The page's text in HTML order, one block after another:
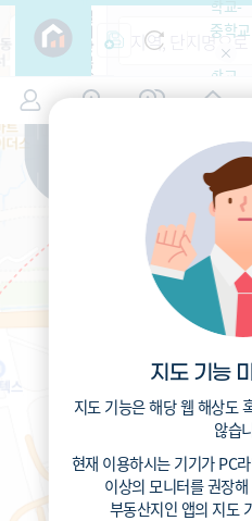
인천남촌초등학교 (공립)
321m
운전
1.3분
도보
4.7분
필
항
목
(7)
학교-
중학교
학교-
고등학
면적-
평형
세대
수-100
이상
인천
범례
입주년차
입주예정
25~35년
35년이상
면적시세 입주
주거
매매
가격
가격
범
1개월 3개월
지도 기능
지도 기능은 해당 웹 해상도
않습
현재 이용하시는 기기가PC
이상의 모니터를 권장
부동산지인 앱의 지도